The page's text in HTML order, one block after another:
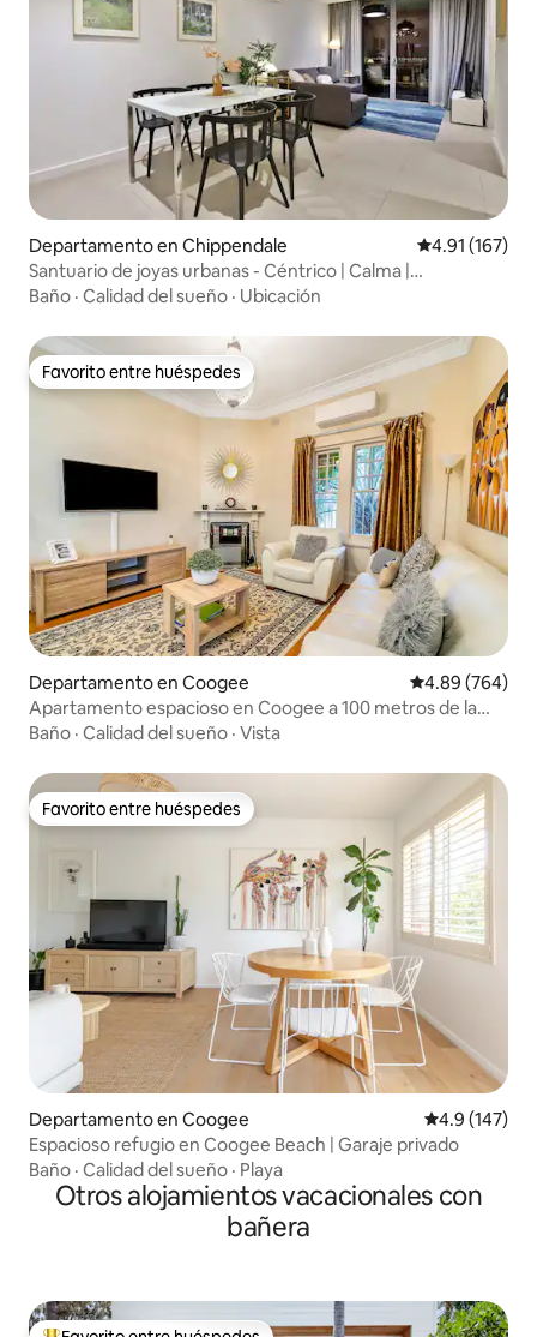
Departamento en Chippendale Calificación
4.91 (167)
Santuario de joyas urbanas - Céntrico | Calma |
Comodidad
Baño · Calidad del sueño · Ubicación
Favorito entre huéspedes
Favorito entre huéspedes
Departamento en Coogee Calificación
4.89 (764)
Apartamento espacioso en Coogee a 100 metros de la
playa
Baño · Calidad del sueño · Vista
Favorito entre huéspedes
Favorito entre huéspedes
Departamento en Coogee Calificación
4.9 (147)
Espacioso refugio en Coogee Beach | Garaje privado
Baño · Calidad del sueño · Playa
Otros alojamientos vacacionales con
bañera